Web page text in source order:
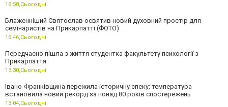
16:58, Сьогодні
Блаженніший Святослав освятив новий духовний простір для
семінаристів на Прикарпатті (ФОТО)
16:46, Сьогодні
Передчасно пішла з життя студентка факультету психології з
Прикарпаття
13:30, Сьогодні
Івано-Франківщина пережила історичну спеку: температура
встановила новий рекорд за понад 80 років спостережень
13:04, Сьогодні